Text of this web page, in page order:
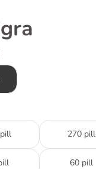
270 pill
60 pill